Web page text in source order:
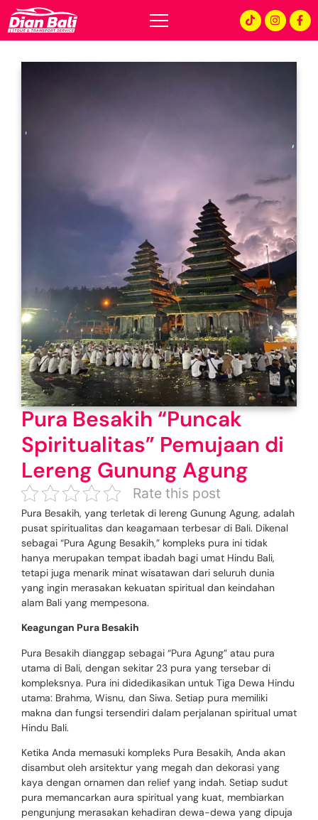
Pura Besakih “Puncak
Spiritualitas” Pemujaan di
Lereng Gunung Agung
Rate this post
Pura Besakih, yang terletak di lereng Gunung Agung, adalah
pusat spiritualitas dan keagamaan terbesar di Bali. Dikenal
sebagai “Pura Agung Besakih,” kompleks pura ini tidak
hanya merupakan tempat ibadah bagi umat Hindu Bali,
tetapi juga menarik minat wisatawan dari seluruh dunia
yang ingin merasakan kekuatan spiritual dan keindahan
alam Bali yang mempesona.
Keagungan Pura Besakih
Pura Besakih dianggap sebagai “Pura Agung” atau pura
utama di Bali, dengan sekitar 23 pura yang tersebar di
kompleksnya. Pura ini didedikasikan untuk Tiga Dewa Hindu
utama: Brahma, Wisnu, dan Siwa. Setiap pura memiliki
makna dan fungsi tersendiri dalam perjalanan spiritual umat
Hindu Bali.
Ketika Anda memasuki kompleks Pura Besakih, Anda akan
disambut oleh arsitektur yang megah dan dekorasi yang
kaya dengan ornamen dan relief yang indah. Setiap sudut
pura memancarkan aura spiritual yang kuat, membiarkan
pengunjung merasakan kehadiran dewa-dewa yang dipuja